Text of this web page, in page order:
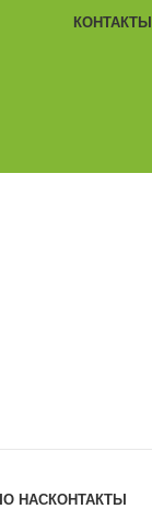
КОНТАКТЫ
О НАСКОНТАКТЫ